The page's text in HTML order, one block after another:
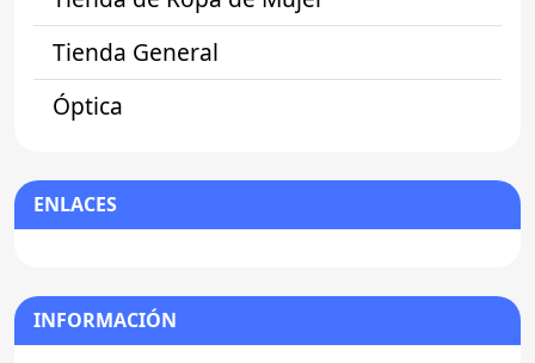
Tienda General
Óptica
ENLACES
INFORMACIÓN